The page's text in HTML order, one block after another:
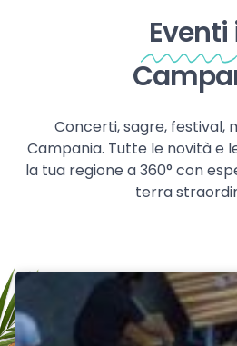
Eventi
Concerti, sagre, festival,
Campania. Tutte le novità e
la tua regione a 360° con
terra